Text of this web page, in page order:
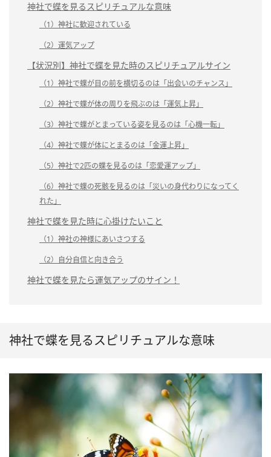
神社で蝶を見るスピリチュアルな意味
（1）神社に歓迎されている
（2）運気アップ
【状況別】神社で蝶を見た時のスピリチュアルサイン
（1）神社で蝶が目の前を横切るのは「出会いのチャンス」
（2）神社で蝶が体の周りを飛ぶのは「運気上昇」
（3）神社で蝶がとまっている姿を見るのは「心機一転」
（4）神社で蝶が体にとまるのは「金運上昇」
（5）神社で2匹の蝶を見るのは「恋愛運アップ」
（6）神社で蝶の死骸を見るのは「災いの身代わりになってく
れた」
神社で蝶を見た時に心掛けたいこと
（1）神社の神様にあいさつする
（2）自分自信と向き合う
神社で蝶を見たら運気アップのサイン！
神社で蝶を見るスピリチュアルな意味